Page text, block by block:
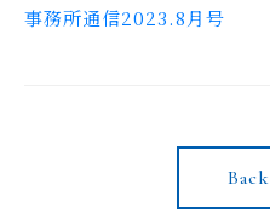
事務所通信2023.8月号
Back